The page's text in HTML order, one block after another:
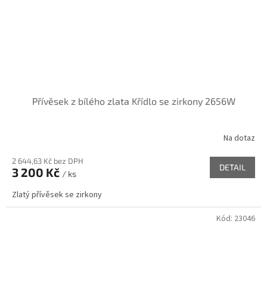
Přívěsek z bílého zlata Křídlo se zirkony 2656W
Na dotaz
2 644,63 Kč bez DPH
3 200 Kč / ks
DETAIL
Zlatý přívěsek se zirkony
Kód: 23046